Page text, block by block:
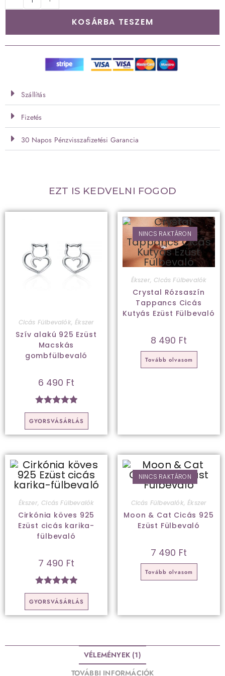
KOSÁRBA TESZEM
Szállítás
Fizetés
30 Napos Pénzvisszafizetési Garancia
EZT IS KEDVELNI FOGOD
Cicás Fülbevalók,Ékszer
Szív alakú 925 Ezüst
Macskás
gombfülbevaló
6 490 Ft
Értékelés:
5.00/ 5
GYORSVÁSÁRLÁS
NINCS RAKTÁRON
Ékszer,Cicás Fülbevalók
Crystal Rózsaszín
Tappancs Cicás
Kutyás Ezüst Fülbevaló
8 490 Ft
Tovább olvasom
Ékszer,Cicás Fülbevalók
Cirkónia köves 925
Ezüst cicás karika-
fülbevaló
7 490 Ft
Értékelés:
5.00/ 5
GYORSVÁSÁRLÁS
NINCS RAKTÁRON
Cicás Fülbevalók,Ékszer
Moon & Cat Cicás 925
Ezüst Fülbevaló
7 490 Ft
Tovább olvasom
VÉLEMÉNYEK (1)
TOVÁBBI INFORMÁCIÓK